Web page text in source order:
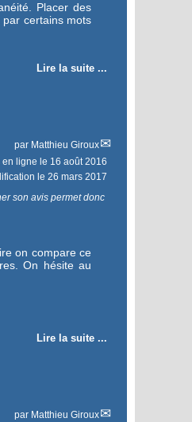
Placer des
certains mots
Lire la suite ...
par Matthieu Giroux
en ligne le 16 août 2016
le 26 mars 2017
son avis permet donc
on compare ce
On hésite au
Lire la suite ...
par Matthieu Giroux